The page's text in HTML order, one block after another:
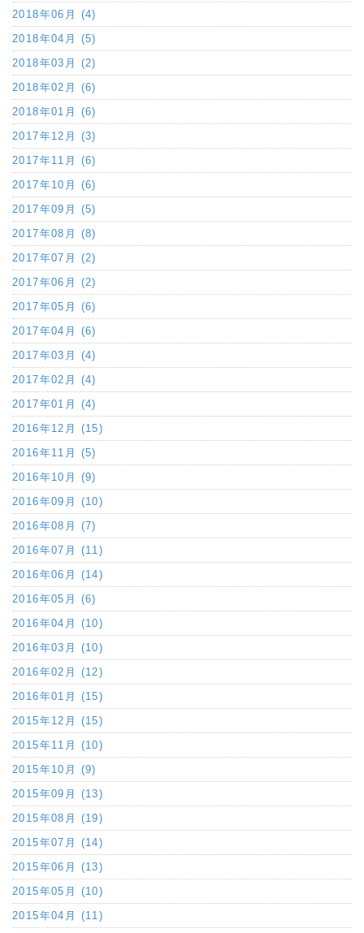
2018年06月 (4)
2018年04月 (5)
2018年03月 (2)
2018年02月 (6)
2018年01月 (6)
2017年12月 (3)
2017年11月 (6)
2017年10月 (6)
2017年09月 (5)
2017年08月 (8)
2017年07月 (2)
2017年06月 (2)
2017年05月 (6)
2017年04月 (6)
2017年03月 (4)
2017年02月 (4)
2017年01月 (4)
2016年12月 (15)
2016年11月 (5)
2016年10月 (9)
2016年09月 (10)
2016年08月 (7)
2016年07月 (11)
2016年06月 (14)
2016年05月 (6)
2016年04月 (10)
2016年03月 (10)
2016年02月 (12)
2016年01月 (15)
2015年12月 (15)
2015年11月 (10)
2015年10月 (9)
2015年09月 (13)
2015年08月 (19)
2015年07月 (14)
2015年06月 (13)
2015年05月 (10)
2015年04月 (11)